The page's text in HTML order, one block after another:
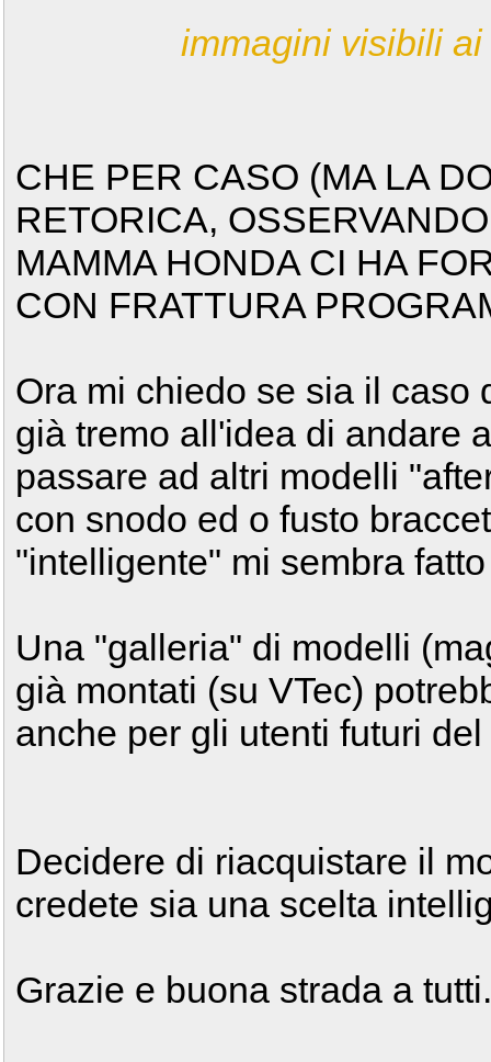
immagini visibili
CHE PER CASO (MA LA
RETORICA,
MAMMA HONDA CI HA
CON FRATTURA
Ora mi chiedo se sia il caso
già tremo all'idea di andare
passare ad altri modelli
con snodo ed o fusto
"intelligente" mi sembra
Una "galleria" di modelli
già montati (su VTec)
anche per gli utenti futuri
Decidere di riacquistare il
credete sia una scelta
Grazie e buona strada a tutti.